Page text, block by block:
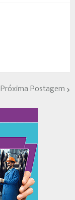
Próxima Postagem